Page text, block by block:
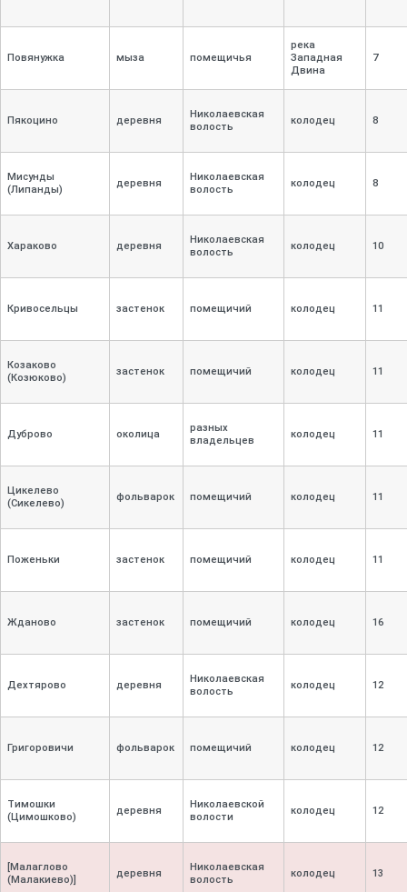
Повянужка мыза помещичья
река
Западная
Двина
7
Пякоцино деревня
Николаевская
волость
колодец 8
Мисунды
(Липанды)
деревня
Николаевская
волость
колодец 8
Хараково деревня
Николаевская
волость
колодец 10
Кривосельцы застенок помещичий колодец 11
Козаково
(Козюково)
застенок помещичий колодец 11
Дуброво околица
разных
владельцев
колодец 11
Цикелево
(Сикелево)
фольварок помещичий колодец 11
Поженьки застенок помещичий колодец 11
Жданово застенок помещичий колодец 16
Дехтярово деревня
Николаевская
волость
колодец 12
Григоровичи фольварок помещичий колодец 12
Тимошки
(Цимошково)
деревня
Николаевской
волости
колодец 12
[Малаглово
(Малакиево)]
деревня
Николаевская
волость
колодец 13